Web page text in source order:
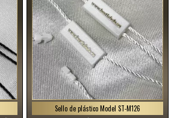
Sello de plástico Model ST-M126